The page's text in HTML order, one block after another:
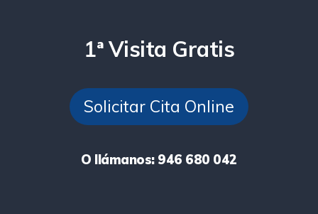
1ª Visita Gratis
Solicitar Cita Online
O llámanos: 946 680 042